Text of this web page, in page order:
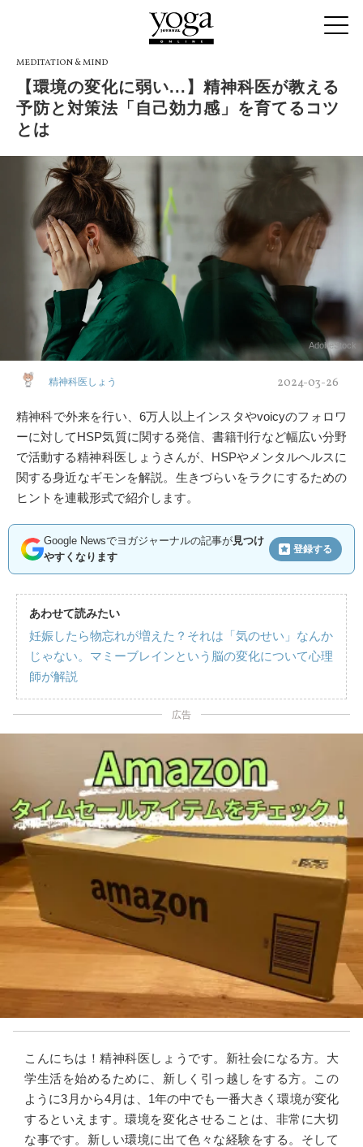
MEDITATION & MIND
【環境の変化に弱い...】精神科医が教える
予防と対策法「自己効力感」を育てるコツ
とは
AdobeStock
精神科医しょう 2024-03-26
精神科で外来を行い、6万人以上インスタやvoicyのフォロワ
ーに対してHSP気質に関する発信、書籍刊行など幅広い分野
で活動する精神科医しょうさんが、HSPやメンタルヘルスに
関する身近なギモンを解説。生きづらいをラクにするための
ヒントを連載形式で紹介します。
Google Newsでヨガジャーナルの記事が見つけ
やすくなります
登録する
あわせて読みたい
妊娠したら物忘れが増えた？それは「気のせい」なんか
じゃない。マミーブレインという脳の変化について心理
師が解説
広告
こんにちは！精神科医しょうです。新社会になる方。大
学生活を始めるために、新しく引っ越しをする方。この
ように3月から4月は、1年の中でも一番大きく環境が変化
するといえます。環境を変化させることは、非常に大切
な事です。新しい環境に出て色々な経験をする。そして